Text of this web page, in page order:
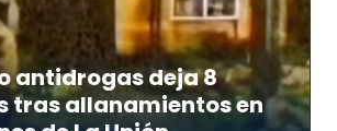
antidrogas deja 8
tras allanamientos en